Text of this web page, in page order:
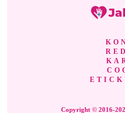
Copyright © 2016-